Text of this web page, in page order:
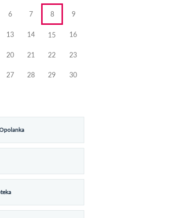
6 7 8 9
13 14 15 16
20 21 22 23
27 28 29 30